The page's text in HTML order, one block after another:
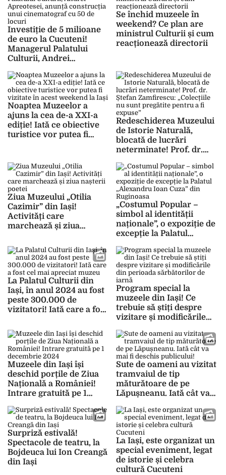
Investiție de 5 milioane
de euro la Cucuteni!
Managerul Palatului
Culturii, Andrei
construcția unui
cinematograf cu 50 de
locuri
Se închid muzeele în
weekend? Ce plan are
ministrul Culturii și cum
reacționează directorii
Noaptea Muzeelor a
ajuns la cea de-a XXI-a
ediție! Iată ce obiective
turistice vor putea fi
Redeschiderea Muzeului
de Istorie Naturală,
blocată de lucrări
neterminate! Prof. dr.
Zamfirescu: „Colecțiile
nu sunt pregătite pentru
a fi expuse”
Ziua Muzeului „Otilia
Cazimir” din Iași!
Activități care
marchează și ziua
„Costumul Popular –
simbol al identității
naționale”, o expoziție de
excepție la Palatul
din Ruginoasa
La Palatul Culturii din
Iași, în anul 2024 au fost
peste 300.000 de
vizitatori! Iată care a fost
Program special la
muzeele din Iași! Ce
trebuie să știți despre
vizitare și modificările
de iarnă
Muzeele din Iași își
deschid porțile de Ziua
Națională a României!
Intrare gratuită pe 1
Sute de oameni au vizitat
tramvaiul de tip
măturătoare de pe
Lăpușneanu. Iată cât va
Surpriză estivală!
Spectacole de teatru, la
Bojdeuca lui Ion Creangă
din Iași
La Iași, este organizat un
special eveniment, legat
de istorie și celebra
cultură Cucuteni